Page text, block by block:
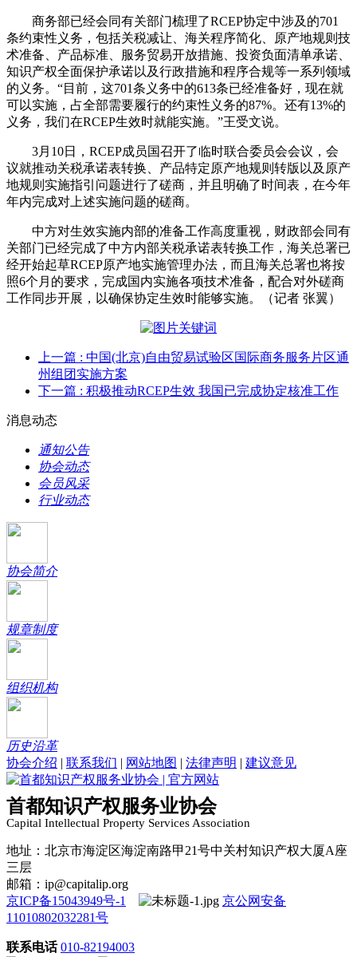
商务部已经会同有关部门梳理了RCEP协定中涉及的701
条约束性义务，包括关税减让、海关程序简化、原产地规则技
术准备、产品标准、服务贸易开放措施、投资负面清单承诺、
知识产权全面保护承诺以及行政措施和程序合规等一系列领域
的义务。“目前，这701条义务中的613条已经准备好，现在就
可以实施，占全部需要履行的约束性义务的87%。还有13%的
义务，我们在RCEP生效时就能实施。”王受文说。
3月10日，RCEP成员国召开了临时联合委员会会议，会
议就推动关税承诺表转换、产品特定原产地规则转版以及原产
地规则实施指引问题进行了磋商，并且明确了时间表，在今年
年内完成对上述实施问题的磋商。
中方对生效实施内部的准备工作高度重视，财政部会同有
关部门已经完成了中方内部关税承诺表转换工作，海关总署已
经开始起草RCEP原产地实施管理办法，而且海关总署也将按
照6个月的要求，完成国内实施各项技术准备，配合对外磋商
工作同步开展，以确保协定生效时能够实施。（记者 张翼）
上一篇 : 中国(北京)自由贸易试验区国际商务服务片区通
州组团实施方案
下一篇 : 积极推动RCEP生效 我国已完成协定核准工作
消息动态
通知公告
协会动态
会员风采
行业动态
协会简介
规章制度
组织机构
历史沿革
协会介绍
联系我们 网站地图 法律声明 建议意见
首都知识产权服务业协会
Capital Intellectual Property Services Association
地址：北京市海淀区海淀南路甲21号中关村知识产权大厦A座
三层
邮箱：ip@capitalip.org
京ICP备15043949号-1
京公网安备
11010802032281号
联系电话 010-82194003